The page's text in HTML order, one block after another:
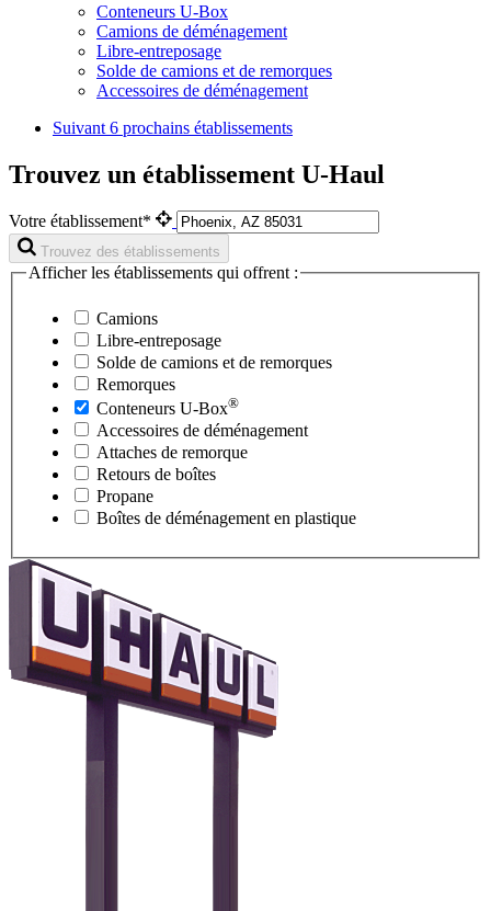
Conteneurs U-Box
Camions de déménagement
Libre-entreposage
Solde de camions et de remorques
Accessoires de déménagement
Suivant 6 prochains établissements
Trouvez un établissement U-Haul
Votre établissement*
Trouvez des établissements
Afficher les établissements qui offrent :
Camions
Libre-entreposage
Solde de camions et de remorques
Remorques
Conteneurs U-Box®
Accessoires de déménagement
Attaches de remorque
Retours de boîtes
Propane
Boîtes de déménagement en plastique